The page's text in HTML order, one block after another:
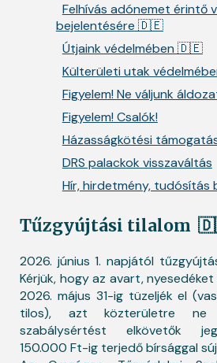
Felhívás adónemet érintő
bejelentésére 🇩🇪
Útjaink védelmében 🇩🇪
Külterületi utak
Figyelem! Ne váljunk
Figyelem! Csalók!
Házasságkötési
DRS palackok visszaváltás
Hír, hirdetmény, tudósítás
Tűzgyújtási tilalom
2026. június 1. napjától
Kérjük, hogy az avart,
2026. május 31-ig tüzeljék el
tilos), azt közterületre ne
szabálysértést elkövetők
150.000 Ft-ig terjedő bírsággal